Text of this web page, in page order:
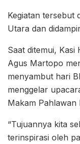
Kegiatan tersebut
Utara dan
Saat ditemui,
Agus Martopo
menyambut hari
menggelar
Makam Pahlawan
“Tujuannya kita
terinspirasi oleh